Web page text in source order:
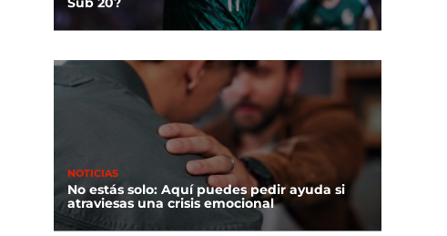
NOTICIAS
No estás solo: Aquí puedes pedir ayuda si
atraviesas una crisis emocional